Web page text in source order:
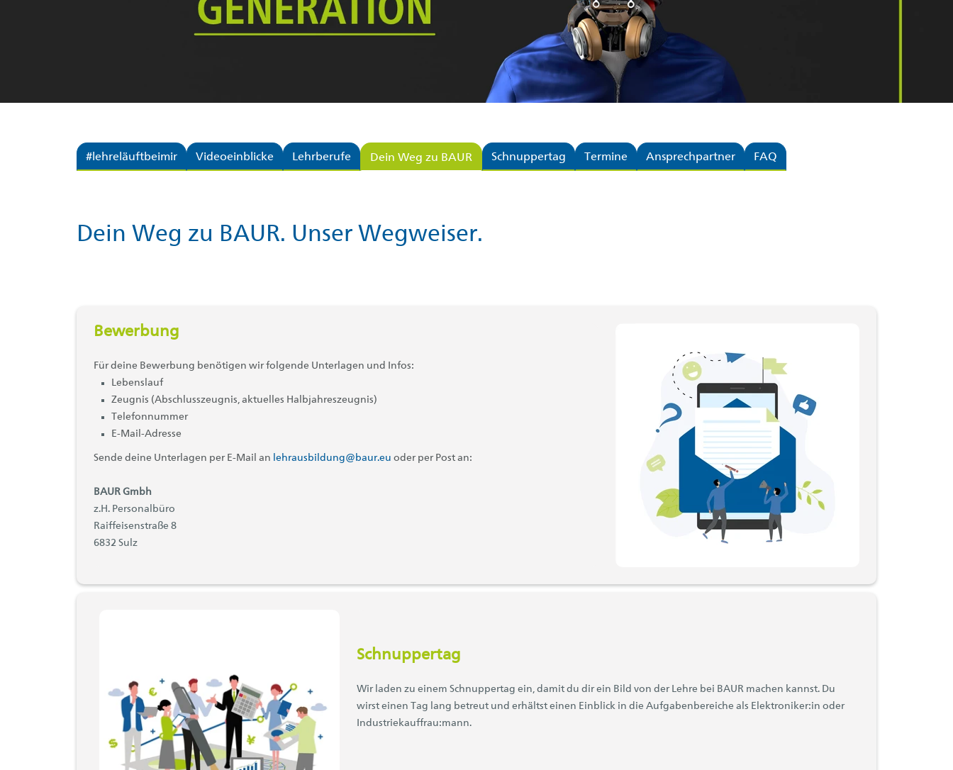
#lehreläuftbeimir Videoeinblicke Lehrberufe Dein Weg zu BAUR Schnuppertag Termine Ansprechpartner FAQ
Dein Weg zu BAUR. Unser Wegweiser.
Bewerbung
Für deine Bewerbung benötigen wir folgende Unterlagen und Infos:
Lebenslauf
Zeugnis (Abschlusszeugnis, aktuelles Halbjahreszeugnis)
Telefonnummer
E-Mail-Adresse
Sende deine Unterlagen per E-Mail an lehrausbildung@baur.eu oder per Post an:
BAUR Gmbh
z.H. Personalbüro
Raiffeisenstraße 8
6832 Sulz
Schnuppertag
Wir laden zu einem Schnuppertag ein, damit du dir ein Bild von der Lehre bei BAUR machen kannst. Du
wirst einen Tag lang betreut und erhältst einen Einblick in die Aufgabenbereiche als Elektroniker:in oder
Industriekauffrau:mann.